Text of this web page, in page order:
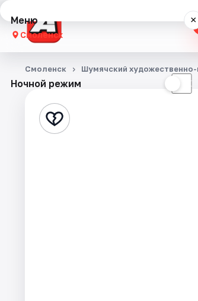
Меню ×
Смоленск
Концерты
Стендап
Ночной режим ☾
Смоленск Шумячский